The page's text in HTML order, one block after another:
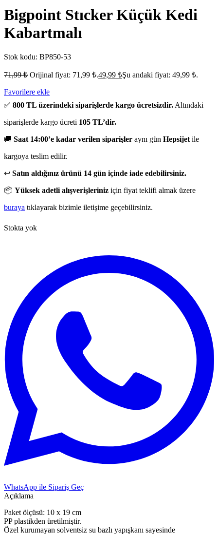
Bigpoint Stıcker Küçük Kedi
Kabartmalı
Stok kodu: BP850-53
71,99₺ Orijinal fiyat: 71,99 ₺.49,99 ₺Şu andaki fiyat: 49,99 ₺.
Favorilere ekle
✅ 800 TL üzerindeki siparişlerde kargo ücretsizdir. Altındaki
siparişlerde kargo ücreti 105 TL’dir.
🚚 Saat 14:00’e kadar verilen siparişler aynı gün Hepsijet ile
kargoya teslim edilir.
↩️ Satın aldığınız ürünü 14 gün içinde iade edebilirsiniz.
📦 Yüksek adetli alışverişleriniz için fiyat teklifi almak üzere
buraya tıklayarak bizimle iletişime geçebilirsiniz.
Stokta yok
WhatsApp ile Sipariş Geç
Açıklama
Paket ölçüsü: 10 x 19 cm
PP plastikden üretilmiştir.
Özel kurumayan solventsiz su bazlı yapışkanı sayesinde